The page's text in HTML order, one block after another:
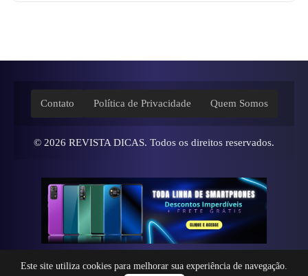
Contato Política de Privacidade Quem Somos
© 2026 REVISTA DICAS. Todos os direitos reservados.
Este site utiliza cookies para melhorar sua experiência de navegação.